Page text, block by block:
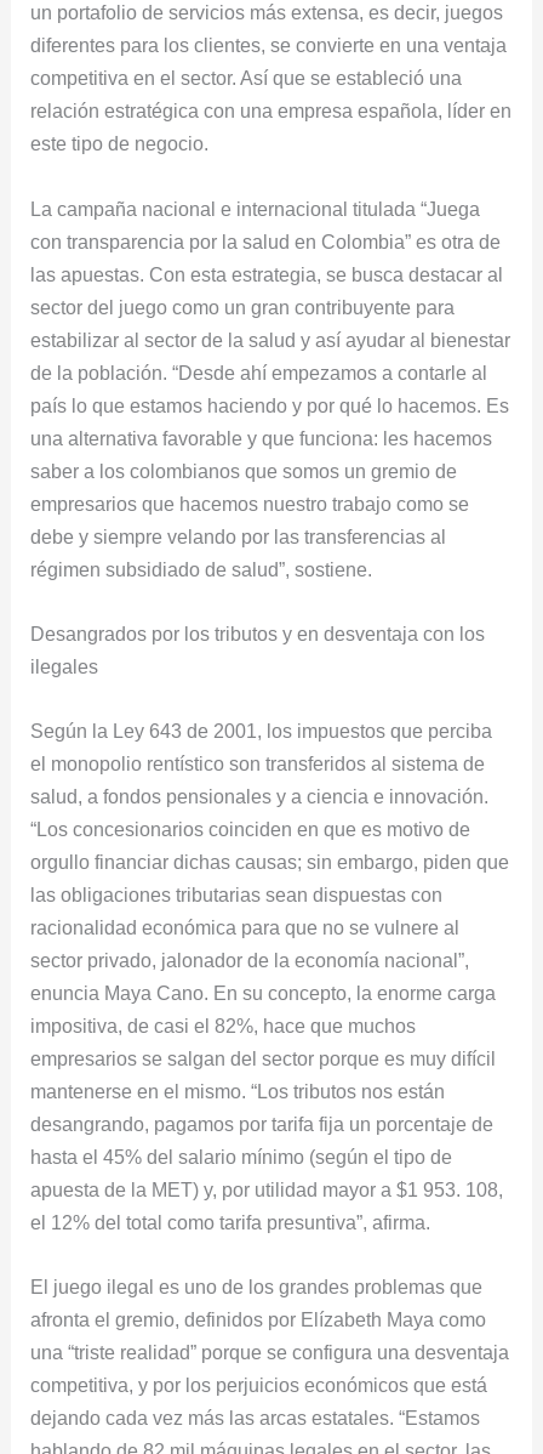
un portafolio de servicios más extensa, es decir, juegos
diferentes para los clientes, se convierte en una ventaja
competitiva en el sector. Así que se estableció una
relación estratégica con una empresa española, líder en
este tipo de negocio.
La campaña nacional e internacional titulada “Juega
con transparencia por la salud en Colombia” es otra de
las apuestas. Con esta estrategia, se busca destacar al
sector del juego como un gran contribuyente para
estabilizar al sector de la salud y así ayudar al bienestar
de la población. “Desde ahí empezamos a contarle al
país lo que estamos haciendo y por qué lo hacemos. Es
una alternativa favorable y que funciona: les hacemos
saber a los colombianos que somos un gremio de
empresarios que hacemos nuestro trabajo como se
debe y siempre velando por las transferencias al
régimen subsidiado de salud”, sostiene.
Desangrados por los tributos y en desventaja con los
ilegales
Según la Ley 643 de 2001, los impuestos que perciba
el monopolio rentístico son transferidos al sistema de
salud, a fondos pensionales y a ciencia e innovación.
“Los concesionarios coinciden en que es motivo de
orgullo financiar dichas causas; sin embargo, piden que
las obligaciones tributarias sean dispuestas con
racionalidad económica para que no se vulnere al
sector privado, jalonador de la economía nacional”,
enuncia Maya Cano. En su concepto, la enorme carga
impositiva, de casi el 82%, hace que muchos
empresarios se salgan del sector porque es muy difícil
mantenerse en el mismo. “Los tributos nos están
desangrando, pagamos por tarifa fija un porcentaje de
hasta el 45% del salario mínimo (según el tipo de
apuesta de la MET) y, por utilidad mayor a $1 953. 108,
el 12% del total como tarifa presuntiva”, afirma.
El juego ilegal es uno de los grandes problemas que
afronta el gremio, definidos por Elízabeth Maya como
una “triste realidad” porque se configura una desventaja
competitiva, y por los perjuicios económicos que está
dejando cada vez más las arcas estatales. “Estamos